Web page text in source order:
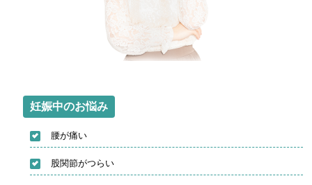
妊娠中のお悩み
腰が痛い
股関節がつらい